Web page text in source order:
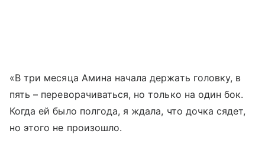
«В три месяца Амина начала держать головку, в
пять – переворачиваться, но только на один бок.
Когда ей было полгода, я ждала, что дочка сядет,
но этого не произошло.